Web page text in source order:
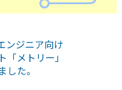
ンジニア向け
メトリー」
した。